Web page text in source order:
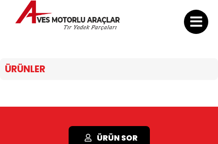
ÜRÜNLER
ÜRÜN SOR